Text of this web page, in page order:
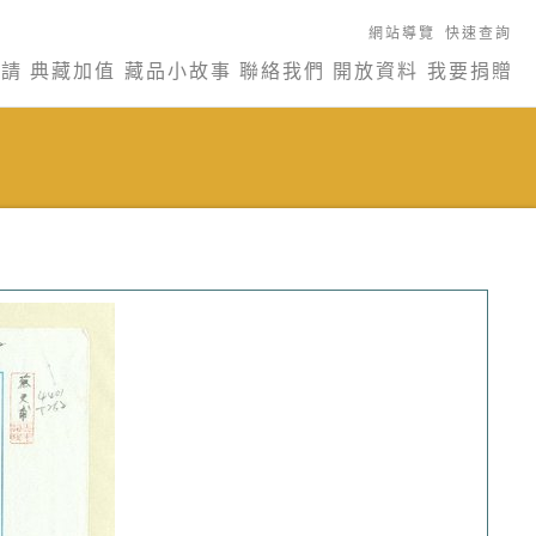
網站導覽 快速查詢
典藏加值 藏品小故事 聯絡我們 開放資料 我要捐贈